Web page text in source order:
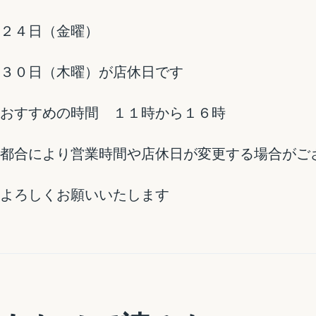
２４日（金曜）
３０日（木曜）が店休日です
おすすめの時間 １１時から１６時
都合により営業時間や店休日が変更する場合がご
よろしくお願いいたします